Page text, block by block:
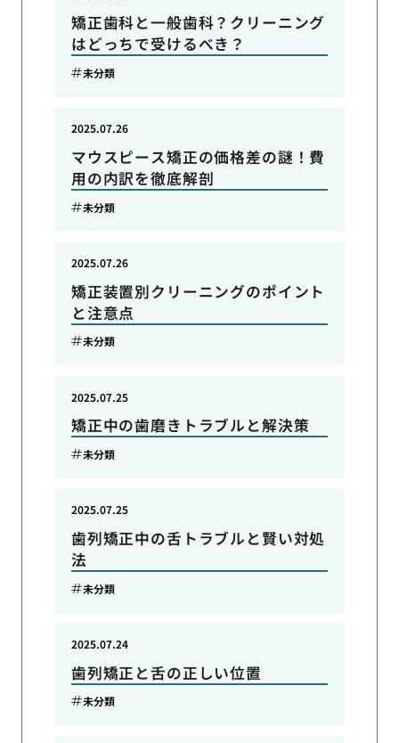
矯正歯科と一般歯科？クリーニング
はどっちで受けるべき？
未分類
マウスピース矯正の価格差の謎！費
用の内訳を徹底解剖
2025.07.26
未分類
矯正装置別クリーニングのポイント
と注意点
2025.07.26
未分類
矯正中の歯磨きトラブルと解決策
2025.07.25
未分類
歯列矯正中の舌トラブルと賢い対処
法
2025.07.25
未分類
歯列矯正と舌の正しい位置
2025.07.24
未分類